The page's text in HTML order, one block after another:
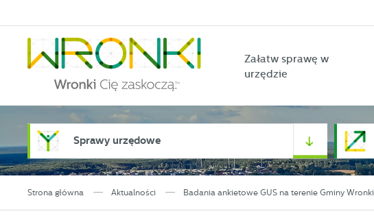
Załatw sprawę w
urzędzie
Sprawy urzędowe
Strona główna Aktualności Badania ankietowe GUS na terenie Gminy Wronki